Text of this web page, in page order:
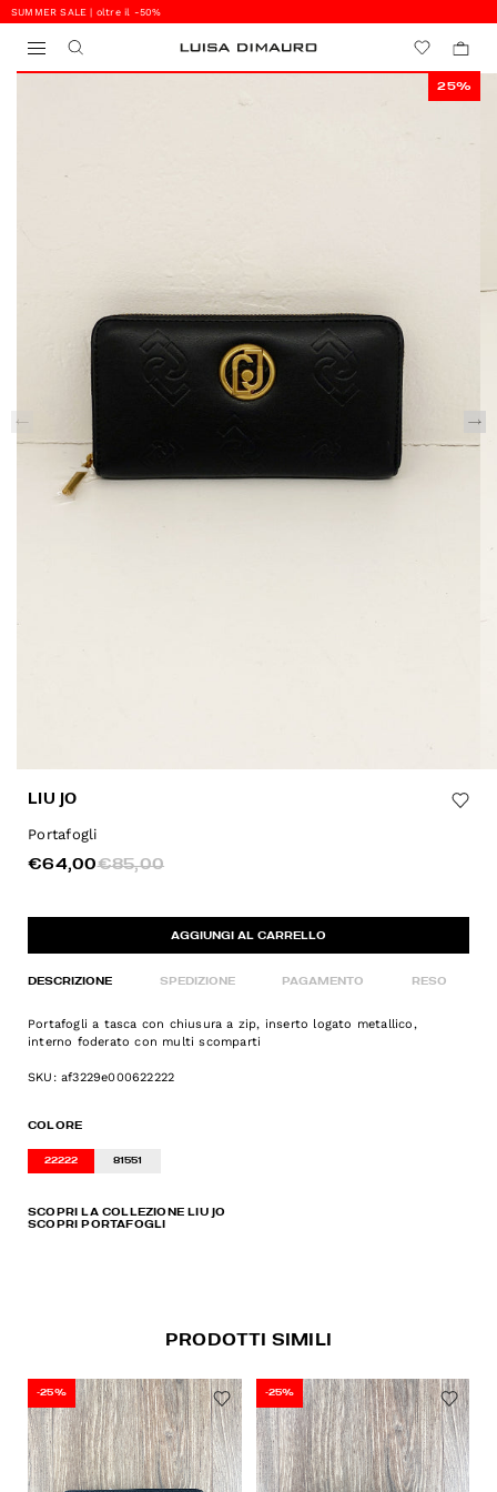
SUMMER SALE | oltre il -50%
0
25%
LIU JO
Portafogli
€64,00€85,00
AGGIUNGI AL CARRELLO
DESCRIZIONE SPEDIZIONE PAGAMENTO RESO
Portafogli a tasca con chiusura a zip, inserto logato metallico,
interno foderato con multi scomparti
SKU: af3229e000622222
COLORE
22222 81551
SCOPRI LA COLLEZIONE LIU JO
SCOPRI PORTAFOGLI
PRODOTTI SIMILI
-25% -25%